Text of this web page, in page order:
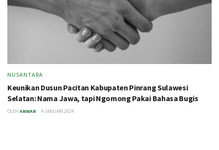
NUSANTARA
Keunikan Dusun Pacitan Kabupaten Pinrang Sulawesi
Selatan: Nama Jawa, tapi Ngomong Pakai Bahasa Bugis
OLEH ANWAR 4 JANUARI 2024